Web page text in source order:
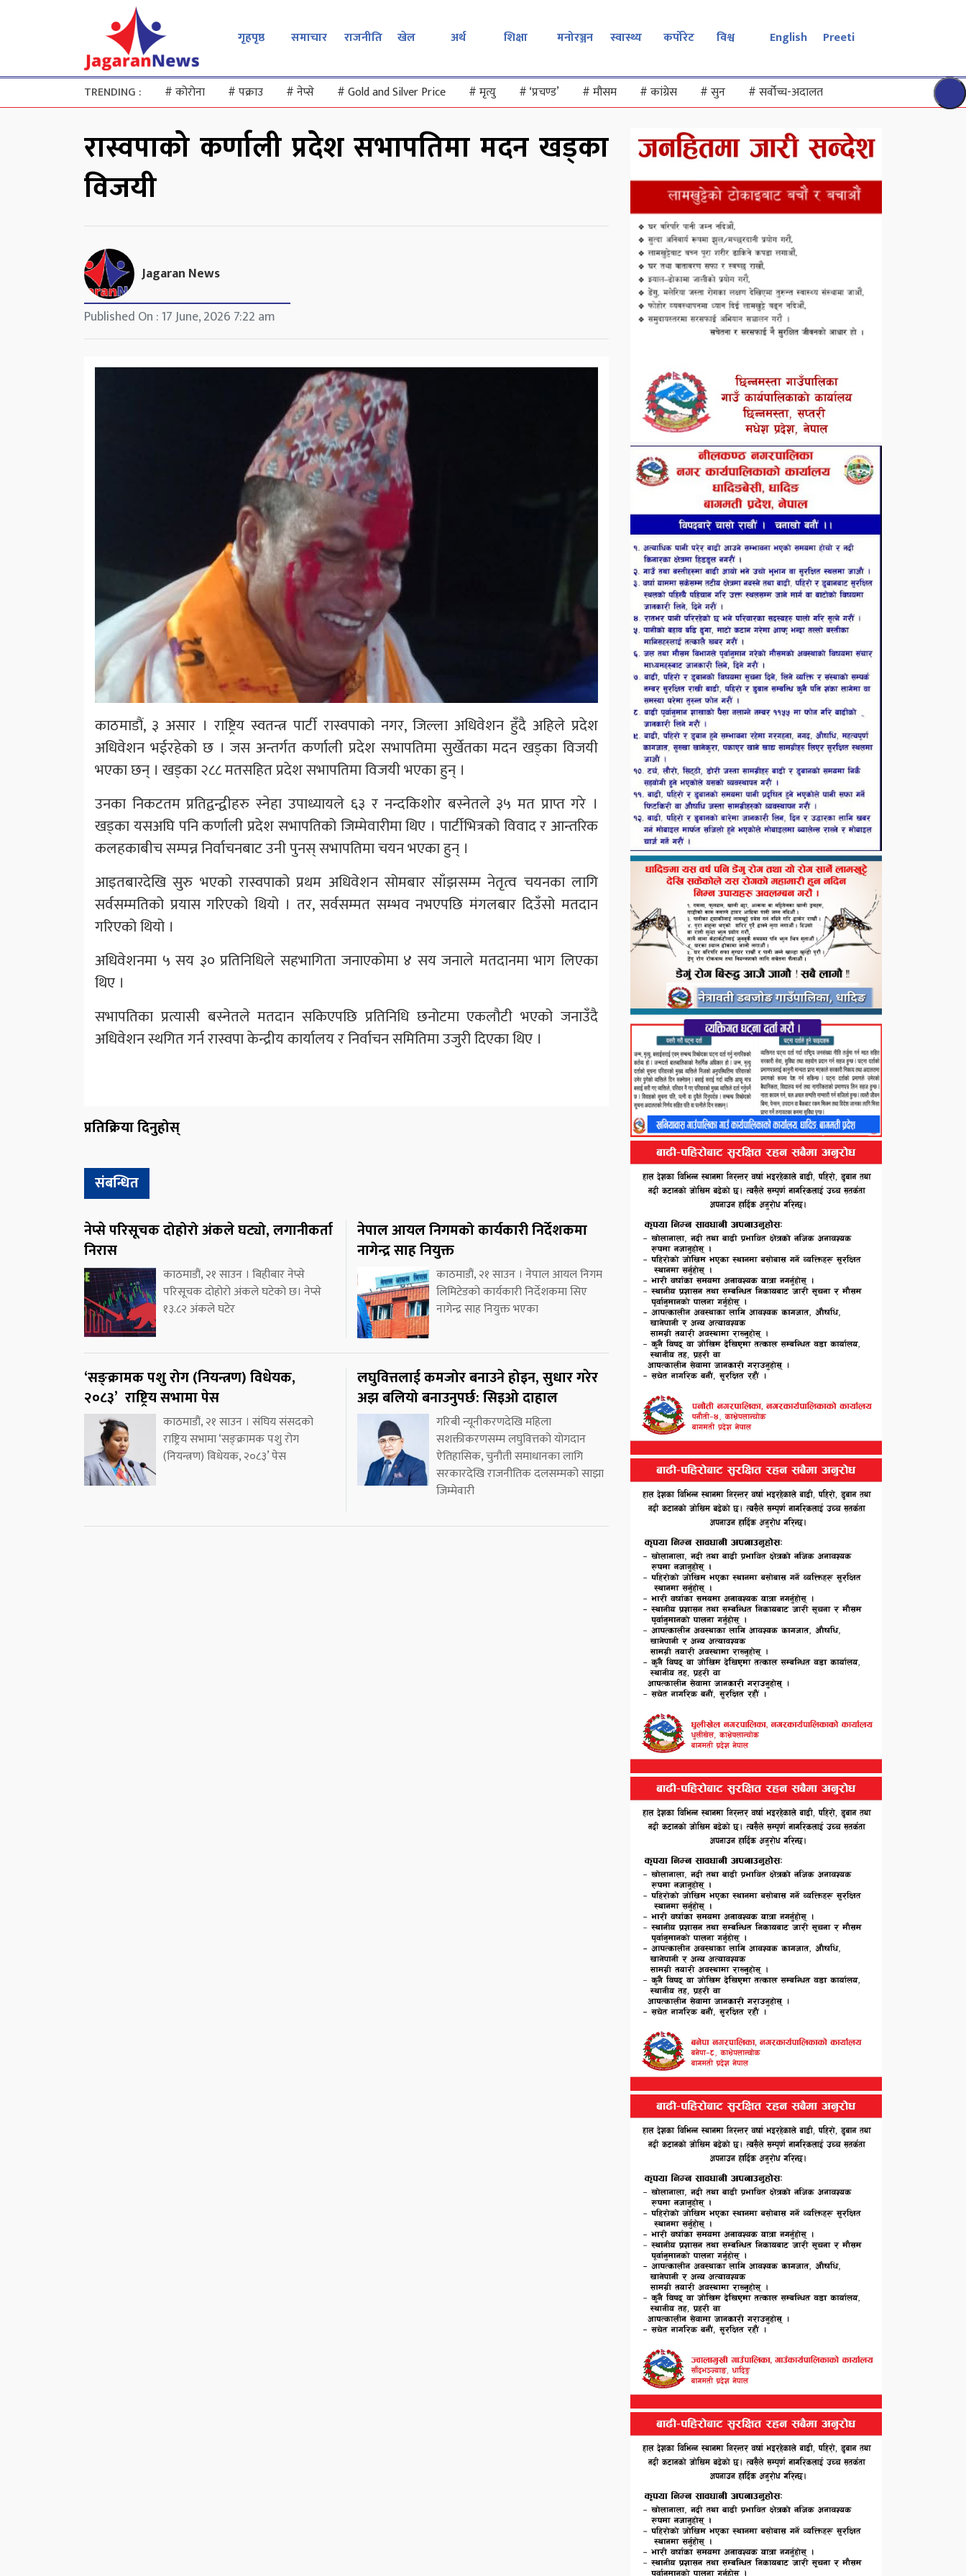
गृहपृष्ठ समाचार राजनीति खेल अर्थ शिक्षा मनोरञ्जन स्वास्थ्य कर्पोरेट विश्व English Preeti
TRENDING : #कोरोना #पक्राउ #नेप्से #Gold and Silver Price #मृत्यु #‘प्रचण्ड’ #मौसम #कांग्रेस #सुन #सर्वोच्च-अदालत
रास्वपाको कर्णाली प्रदेश सभापतिमा मदन खड्का
विजयी
Jagaran News
Published On : 17 June, 2026 7:22 am
काठमाडौं, ३ असार । राष्ट्रिय स्वतन्त्र पार्टी रास्वपाको नगर, जिल्ला अधिवेशन हुँदै अहिले प्रदेश
अधिवेशन भईरहेको छ । जस अन्तर्गत कर्णाली प्रदेश सभापतिमा सुर्खेतका मदन खड्का विजयी
भएका छन् । खड्का २८८ मतसहित प्रदेश सभापतिमा विजयी भएका हुन् ।
उनका निकटतम प्रतिद्वन्द्वीहरु स्नेहा उपाध्यायले ६३ र नन्दकिशोर बस्नेतले ३५ मत प्राप्त गरे ।
खड्का यसअघि पनि कर्णाली प्रदेश सभापतिको जिम्मेवारीमा थिए । पार्टीभित्रको विवाद र आन्तरिक
कलहकाबीच सम्पन्न निर्वाचनबाट उनी पुनस् सभापतिमा चयन भएका हुन् ।
आइतबारदेखि सुरु भएको रास्वपाको प्रथम अधिवेशन सोमबार साँझसम्म नेतृत्व चयनका लागि
सर्वसम्मतिको प्रयास गरिएको थियो । तर, सर्वसम्मत सम्भव नभएपछि मंगलबार दिउँसो मतदान
गरिएको थियो ।
अधिवेशनमा ५ सय ३० प्रतिनिधिले सहभागिता जनाएकोमा ४ सय जनाले मतदानमा भाग लिएका
थिए ।
सभापतिका प्रत्यासी बस्नेतले मतदान सकिएपछि प्रतिनिधि छनोटमा एकलौटी भएको जनाउँदै
अधिवेशन स्थगित गर्न रास्वपा केन्द्रीय कार्यालय र निर्वाचन समितिमा उजुरी दिएका थिए ।
प्रतिक्रिया दिनुहोस्
संबन्धित
नेप्से परिसूचक दोहोरो अंकले घट्यो, लगानीकर्ता
निरास
काठमाडौं, २१ साउन । बिहीबार नेप्से
परिसूचक दोहोरो अंकले घटेको छ। नेप्से
१३.८२ अंकले घटेर
नेपाल आयल निगमको कार्यकारी निर्देशकमा
नागेन्द्र साह नियुक्त
काठमाडौं, २१ साउन । नेपाल आयल निगम
लिमिटेडको कार्यकारी निर्देशकमा सिए
नागेन्द्र साह नियुक्त भएका
‘सङ्क्रामक पशु रोग (नियन्त्रण) विधेयक,
२०८३’ राष्ट्रिय सभामा पेस
काठमाडौं, २१ साउन । संघिय संसदको
राष्ट्रिय सभामा ‘सङ्क्रामक पशु रोग
(नियन्त्रण) विधेयक, २०८३’ पेस
लघुवित्तलाई कमजोर बनाउने होइन, सुधार गरेर
अझ बलियो बनाउनुपर्छ: सिइओ दाहाल
गरिबी न्यूनीकरणदेखि महिला
सशक्तीकरणसम्म लघुवित्तको योगदान
ऐतिहासिक, चुनौती समाधानका लागि
सरकारदेखि राजनीतिक दलसम्मको साझा
जिम्मेवारी